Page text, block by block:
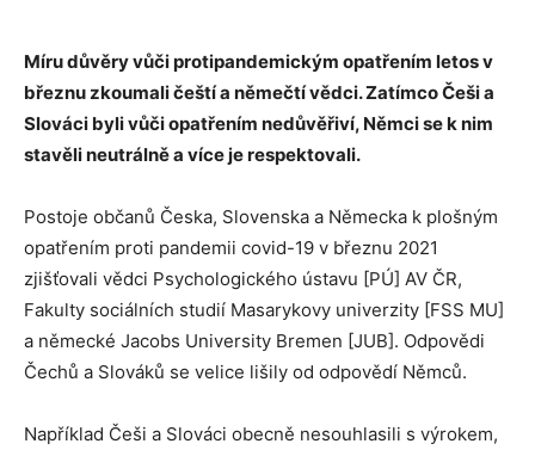
Míru důvěry vůči protipandemickým opatřením letos v
březnu zkoumali čeští a němečtí vědci. Zatímco Češi a
Slováci byli vůči opatřením nedůvěřiví, Němci se k nim
stavěli neutrálně a více je respektovali.
Postoje občanů Česka, Slovenska a Německa k plošným
opatřením proti pandemii covid-19 v březnu 2021
zjišťovali vědci Psychologického ústavu [PÚ] AV ČR,
Fakulty sociálních studií Masarykovy univerzity [FSS MU]
a německé Jacobs University Bremen [JUB]. Odpovědi
Čechů a Slováků se velice lišily od odpovědí Němců.
Například Češi a Slováci obecně nesouhlasili s výrokem,